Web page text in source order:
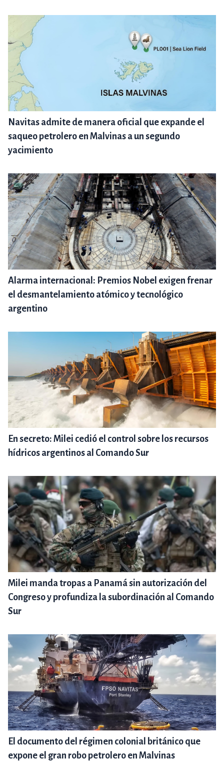
Navitas admite de manera oficial que expande el
saqueo petrolero en Malvinas a un segundo
yacimiento
Alarma internacional: Premios Nobel exigen frenar
el desmantelamiento atómico y tecnológico
argentino
En secreto: Milei cedió el control sobre los recursos
hídricos argentinos al Comando Sur
Milei manda tropas a Panamá sin autorización del
Congreso y profundiza la subordinación al Comando
Sur
El documento del régimen colonial británico que
expone el gran robo petrolero en Malvinas